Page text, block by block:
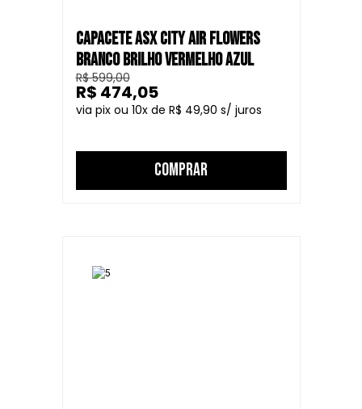
CAPACETE ASX CITY AIR FLOWERS
BRANCO BRILHO VERMELHO AZUL
R$ 599,00
10
R$ 49,90
R$ 474,05
COMPRAR